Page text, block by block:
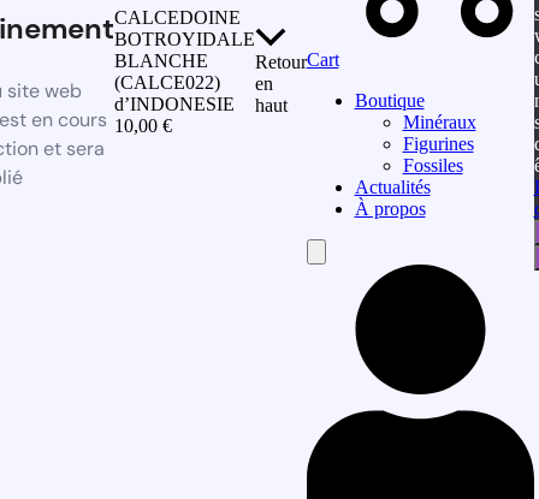
site web
en cours
et sera
CALCEDOINE
BOTROYIDALE
BLANCHE
(CALCE022)
d’INDONESIE
10,00 €
Retour
en
haut
Cart
Boutique
Minéraux
Figurines
Fossiles
Actualités
À propos
Toggle